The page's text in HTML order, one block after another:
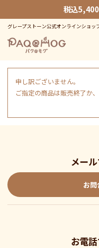
税込
グレープストーン公式オンラインショッ
申し訳ございません。
ご指定の商品は販売終了か
メー
お
お電